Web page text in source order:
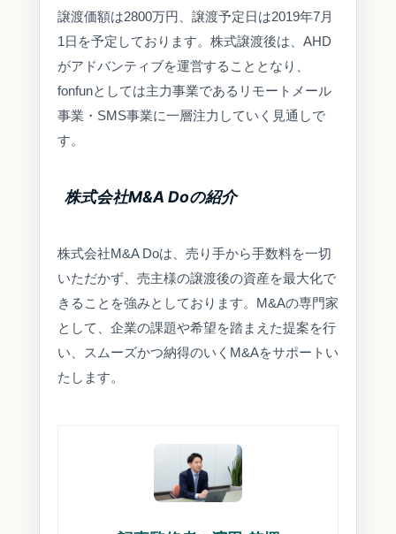
譲渡価額は2800万円、譲渡予定日は2019年7月
1日を予定しております。株式譲渡後は、AHD
がアドバンティブを運営することとなり、
fonfunとしては主力事業であるリモートメール
事業・SMS事業に一層注力していく見通しで
す。
株式会社M&A Doの紹介
株式会社M&A Doは、売り手から手数料を一切
いただかず、売主様の譲渡後の資産を最大化で
きることを強みとしております。M&Aの専門家
として、企業の課題や希望を踏まえた提案を行
い、スムーズかつ納得のいくM&Aをサポートい
たします。